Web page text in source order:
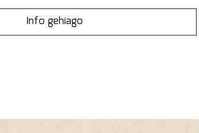
Info gehiago